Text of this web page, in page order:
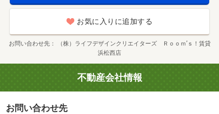
お気に入りに追加する
お問い合わせ先
（株）ライフデザインクリエイターズ Ｒｏｏｍ’ｓ！賃貸
浜松西店
不動産会社情報
お問い合わせ先